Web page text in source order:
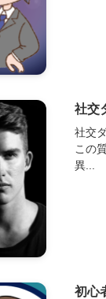
社交
社交
この
異...
初心